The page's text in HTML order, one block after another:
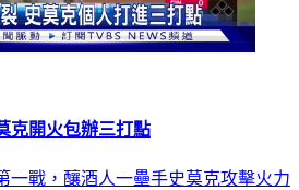
開火包辦三打點
一戰，釀酒人一壘手史莫克攻擊火力